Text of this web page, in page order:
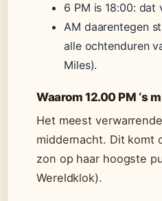
6 PM is 18:00:
AM daarentegen
alle ochtenduren
Miles).
Waarom 12.00 PM ‘s
Het meest
middernacht. Dit komt
zon op haar hoogste
Wereldklok).